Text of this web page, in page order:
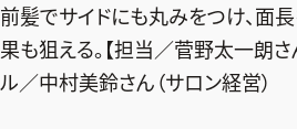
前髪でサイドにも丸みをつけ、面
果も狙える。【担当／菅野太一朗
ル／中村美鈴さん（サロン経営）